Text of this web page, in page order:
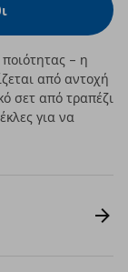
– η
από αντοχή
σετ από τραπέζι
για να